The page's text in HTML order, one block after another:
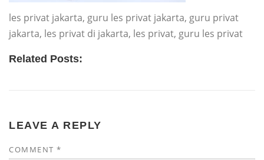
les privat jakarta, guru les privat jakarta, guru privat
jakarta, les privat di jakarta, les privat, guru les privat
Related Posts:
LEAVE A REPLY
COMMENT *